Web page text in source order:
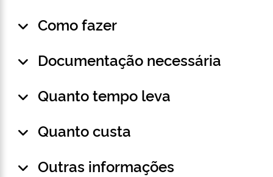
Como fazer
Documentação necessária
Quanto tempo leva
Quanto custa
Outras informações